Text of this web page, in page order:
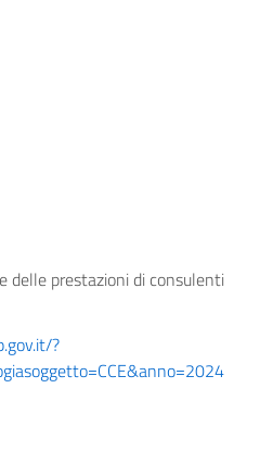
delle prestazioni di consulenti
?